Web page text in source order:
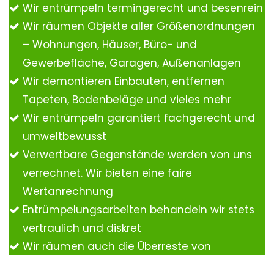
Wir entrümpeln termingerecht und besenrein
Wir räumen Objekte aller Größenordnungen
– Wohnungen, Häuser, Büro- und
Gewerbefläche, Garagen, Außenanlagen
Wir demontieren Einbauten, entfernen
Tapeten, Bodenbeläge und vieles mehr
Wir entrümpeln garantiert fachgerecht und
umweltbewusst
Verwertbare Gegenstände werden von uns
verrechnet. Wir bieten eine faire
Wertanrechnung
Entrümpelungsarbeiten behandeln wir stets
vertraulich und diskret
Wir räumen auch die Überreste von